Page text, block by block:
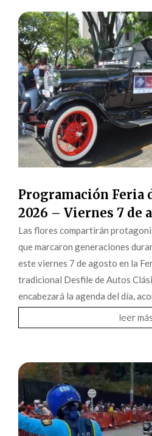
Programación Feria
2026 – Viernes 7 de
Las flores compartirán
que marcaron generaciones
este viernes 7 de agosto en la
tradicional Desfile de Autos
encabezará la agenda del día,
leer más